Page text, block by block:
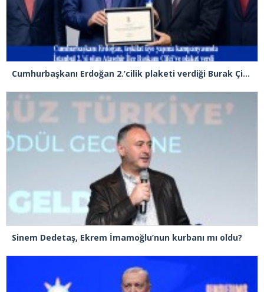
Cumhurbaşkanı Erdoğan 2.’cilik plaketi verdiği Burak Çifci’den Ataşehir seçimlerini kazanma sözünü aldı
Sinem Dedetaş, Ekrem İmamoğlu’nun kurbanı mı oldu?